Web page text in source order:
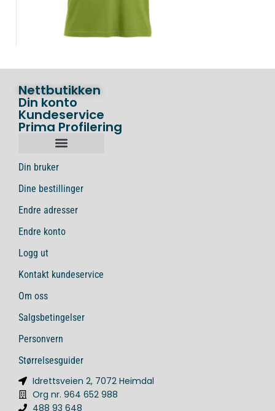
Nettbutikken
Din konto
Kundeservice
Prima Profilering
Din bruker
Dine bestillinger
Endre adresser
Endre konto
Logg ut
Kontakt kundeservice
Om oss
Salgsbetingelser
Personvern
Størrelsesguider
Idrettsveien 2, 7072 Heimdal
Org nr. 964 652 988
488 93 648